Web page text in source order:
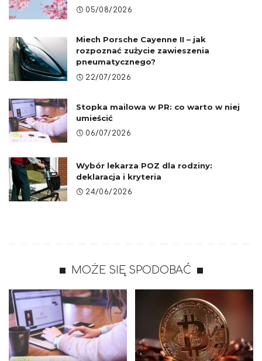
05/08/2026
Miech Porsche Cayenne II – jak
rozpoznać zużycie zawieszenia
pneumatycznego?
22/07/2026
Stopka mailowa w PR: co warto w niej
umieścić
06/07/2026
Wybór lekarza POZ dla rodziny:
deklaracja i kryteria
24/06/2026
MOŻE SIĘ SPODOBAĆ